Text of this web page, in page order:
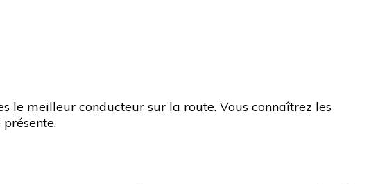
le meilleur conducteur sur la route. Vous connaîtrez les